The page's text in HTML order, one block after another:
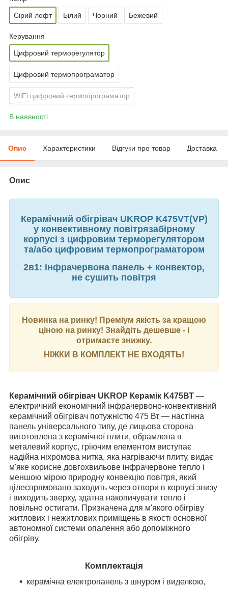
Сірий лофт Білий Чорний Бежевий
Керування
Цифровий терморегулятор
Цифровий термопрограматор
WiFi цифровий термопрограматор
В наявності
Опис Характеристики Відгуки про товар Доставка
Опис
Керамічний обігрівач UKROP K475VT(VP)
у конвективному повітрязабірному
корпусі з цифровим терморегулятором
та/або цифровим термопрограматором
2в1: інфрачервона панель + конвектор,
не сушить повітря
Новинка на ринку! Преміум якість за кращою
ціною на ринку! Знайдіть дешевше - і
отримаєте знижку.
НІЖКИ В КОМПЛЕКТ НЕ ВХОДЯТЬ!
Керамічний обігрівач UKROP Керамік K475ВТ ―
електричний економічний інфрачервоно-конвективний
керамічний обігрівач потужністю 475 Вт ― настінна
панель універсального типу, де лицьова сторона
виготовлена з керамічної плити, обрамлена в
металевий корпус, гріючим елементом виступає
надійна ніхромова нитка, яка нагріваючи плиту, видає
м'яке корисне довгохвильове інфрачервоне тепло і
меншою мірою природну конвекцію повітря, який
цілеспрямовано заходить через отвори в корпусі знизу
і виходить зверху, здатна накопичувати тепло і
повільно остигати. Призначена для м'якого обігріву
житлових і нежитлових приміщень в якості основної
автономної системи опалення або допоміжного
обігріву.
Комплектація
керамічна електропанель з шнуром і виделкою,